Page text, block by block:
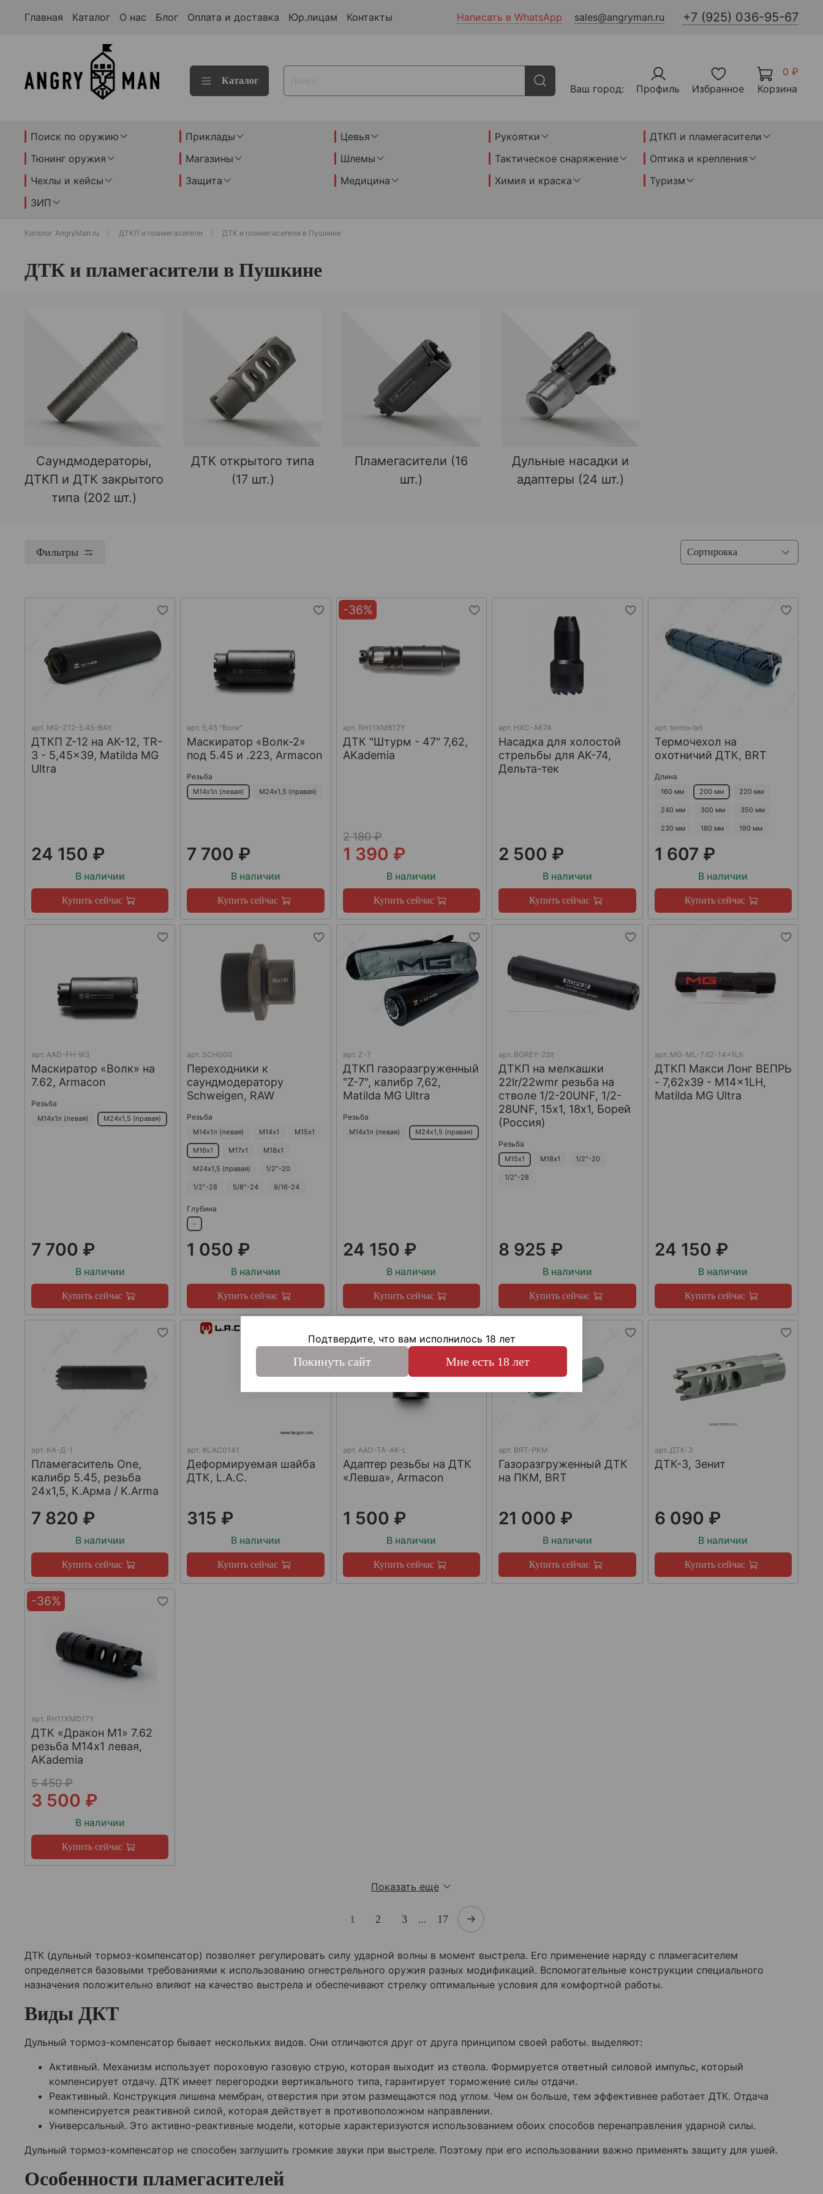
Главная Каталог О нас Блог Оплата и доставка Юр.лицам Контакты Написать в WhatsApp sales@angryman.ru +7 (925) 036-95-67
Каталог
Ваш город: Профиль Избранное
0 ₽
Корзина
Поиск по оружию Приклады Цевья Рукоятки
ДТКП и пламегасители
Тюнинг оружия
Магазины Шлемы Тактическое снаряжение
Оптика и крепления
Чехлы и кейсы
Защита Медицина Химия и краска
Туризм
ЗИП
Каталог AngryMan.ru ДТКП и пламегасители ДТК и пламегасители в Пушкине
ДТК и пламегасители в Пушкине
Саундмодераторы,
ДТКП и ДТК закрытого
типа (202 шт.)
ДТК открытого типа
(17 шт.)
Пламегасители (16
шт.)
Дульные насадки и
адаптеры (24 шт.)
Фильтры
арт. MG-Z12-5.45-BAY
ДТКП Z-12 на АК-12, TR-
3 - 5,45x39, Matilda MG
Ultra
24 150 ₽
В наличии
Купить сейчас
арт. 5,45 "Волк"
Маскиратор «Волк-2»
под 5.45 и .223, Armacon
Резьба
М14х1л (левая) М24х1,5 (правая)
7 700 ₽
В наличии
Купить сейчас
-36%
арт. RH11XMB12Y
ДТК "Штурм - 47" 7,62,
AKademia
2 180 ₽
1 390 ₽
В наличии
Купить сейчас
арт. НХС-АК74
Насадка для холостой
стрельбы для АК-74,
Дельта-тек
2 500 ₽
В наличии
Купить сейчас
арт. termo-brt
Термочехол на
охотничий ДТК, BRT
Длина
160 мм 200 мм 220 мм
240 мм 300 мм 350 мм
230 мм 180 мм 190 мм
1 607 ₽
В наличии
Купить сейчас
арт. AAD-FH-W3
Маскиратор «Волк» на
7.62, Armacon
Резьба
М14х1л (левая) М24х1,5 (правая)
7 700 ₽
В наличии
Купить сейчас
арт. SCH000
Переходники к
саундмодератору
Schweigen, RAW
Резьба
М14х1л (левая) М14х1 М15х1
М16х1 М17х1 М18х1
М24х1,5 (правая) 1/2"-20
1/2"-28 5/8"-24 9/16-24
Глубина
-
1 050 ₽
В наличии
Купить сейчас
арт. Z-7
ДТКП газоразгруженный
"Z-7", калибр 7,62,
Matilda MG Ultra
Резьба
М14х1л (левая) М24х1,5 (правая)
24 150 ₽
В наличии
Купить сейчас
арт. BOREY-22lr
ДТКП на мелкашки
22lr/22wmr резьба на
стволе 1/2-20UNF, 1/2-
28UNF, 15х1, 18х1, Борей
(Россия)
Резьба
М15х1 М18х1 1/2"-20
1/2"-28
8 925 ₽
В наличии
Купить сейчас
арт. MG-ML-7.62-14x1Lh
ДТКП Макси Лонг ВЕПРЬ
- 7,62x39 - M14x1LH,
Matilda MG Ultra
24 150 ₽
В наличии
Купить сейчас
арт. КА-Д-1
Пламегаситель One,
калибр 5.45, резьба
24х1,5, К.Арма / K.Arma
7 820 ₽
В наличии
Купить сейчас
арт.#LAC0141
Деформируемая шайба
ДТК, L.A.C.
315 ₽
В наличии
Купить сейчас
арт. AAD-TA-AK-L
Адаптер резьбы на ДТК
«Левша», Armacon
1 500 ₽
В наличии
Купить сейчас
арт. BRT-PKM
Газоразгруженный ДТК
на ПКМ, BRT
21 000 ₽
В наличии
Купить сейчас
арт. ДТК-3
ДТК-3, Зенит
6 090 ₽
В наличии
Купить сейчас
-36%
арт. RH11XMD17Y
ДТК «Дракон М1» 7.62
резьба М14х1 левая,
AKademia
5 450 ₽
3 500 ₽
В наличии
Купить сейчас
Показать еще
1 2 3 … 17
ДТК (дульный тормоз-компенсатор) позволяет регулировать силу ударной волны в момент выстрела. Его применение наряду с пламегасителем
определяется базовыми требованиями к использованию огнестрельного оружия разных модификаций. Вспомогательные конструкции специального
назначения положительно влияют на качество выстрела и обеспечивают стрелку оптимальные условия для комфортной работы.
Виды ДКТ
Дульный тормоз-компенсатор бывает нескольких видов. Они отличаются друг от друга принципом своей работы. выделяют:
Активный. Механизм использует пороховую газовую струю, которая выходит из ствола. Формируется ответный силовой импульс, который
компенсирует отдачу. ДТК имеет перегородки вертикального типа, гарантирует торможение силы отдачи.
Реактивный. Конструкция лишена мембран, отверстия при этом размещаются под углом. Чем он больше, тем эффективнее работает ДТК. Отдача
компенсируется реактивной силой, которая действует в противоположном направлении.
Универсальный. Это активно-реактивные модели, которые характеризуются использованием обоих способов перенаправления ударной силы.
Дульный тормоз-компенсатор не способен заглушить громкие звуки при выстреле. Поэтому при его использовании важно применять защиту для ушей.
Особенности пламегасителей
Подтвердите, что вам исполнилось 18 лет
Покинуть сайт Мне есть 18 лет